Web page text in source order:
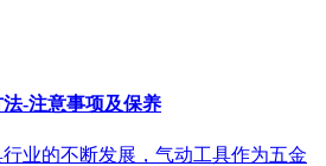
-注意事项及保养
业的不断发展，气动工具作为五金